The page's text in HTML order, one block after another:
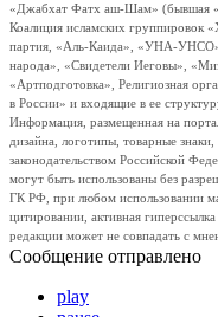
«Джабхат Фатх аш-Шам» (бывшая
Коалиция исламских группировок
партия, «Аль-Каида», «УНА-
народа», «Свидетели Иеговы»,
«Артподготовка», Религиозная
в России» и входящие в ее
Информация, размещенная на
дизайна, логотипы, товарные
законодательством Российской
могут быть использованы без
ГК РФ, при любом использовании
цитировании, активная
редакции может не совпадать с
Сообщение отправлено
play